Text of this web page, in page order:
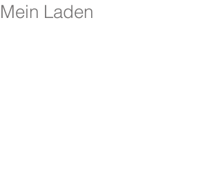
Mein Laden